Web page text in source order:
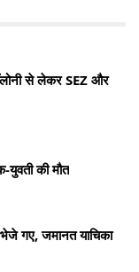
से लेकर SEZ और
युवती की मौत
गए, जमानत याचिका